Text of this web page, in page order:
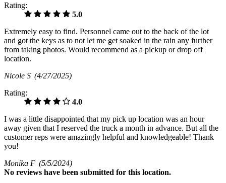
Rating:
5.0
Extremely easy to find. Personnel came out to the back of the lot
and got the keys as to not let me get soaked in the rain any further
from taking photos. Would recommend as a pickup or drop off
location.
Nicole S (4/27/2025)
Rating:
4.0
I was a little disappointed that my pick up location was an hour
away given that I reserved the truck a month in advance. But all the
customer reps were amazingly helpful and knowledgeable! Thank
you!
Monika F (5/5/2024)
No reviews have been submitted for this location.